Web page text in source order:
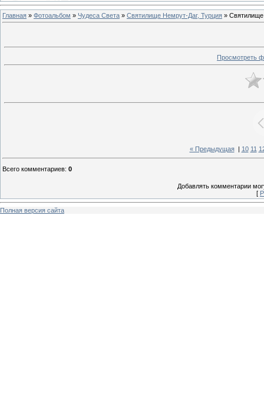
Главная » Фотоальбом » Чудеса Света » Святилище Немрут-Даг, Турция »
Просмотреть
« Предыдущая| 10 11
Всего комментариев: 0
Добавлять комментарии
[
Полная версия сайта